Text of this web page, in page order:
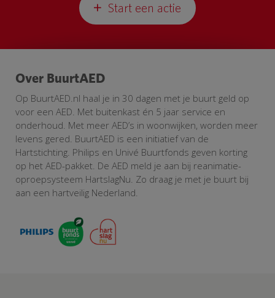
Start een actie
Over BuurtAED
Op BuurtAED.nl haal je in 30 dagen met je buurt geld op
voor een AED. Met buitenkast én 5 jaar service en
onderhoud. Met meer AED’s in woonwijken, worden meer
levens gered. BuurtAED is een initiatief van de
Hartstichting. Philips en Univé Buurtfonds geven korting
op het AED-pakket. De AED meld je aan bij reanimatie-
oproepsysteem HartslagNu. Zo draag je met je buurt bij
aan een hartveilig Nederland.